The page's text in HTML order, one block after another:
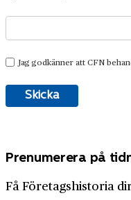
Prenumerera på
Få Företagshistoria